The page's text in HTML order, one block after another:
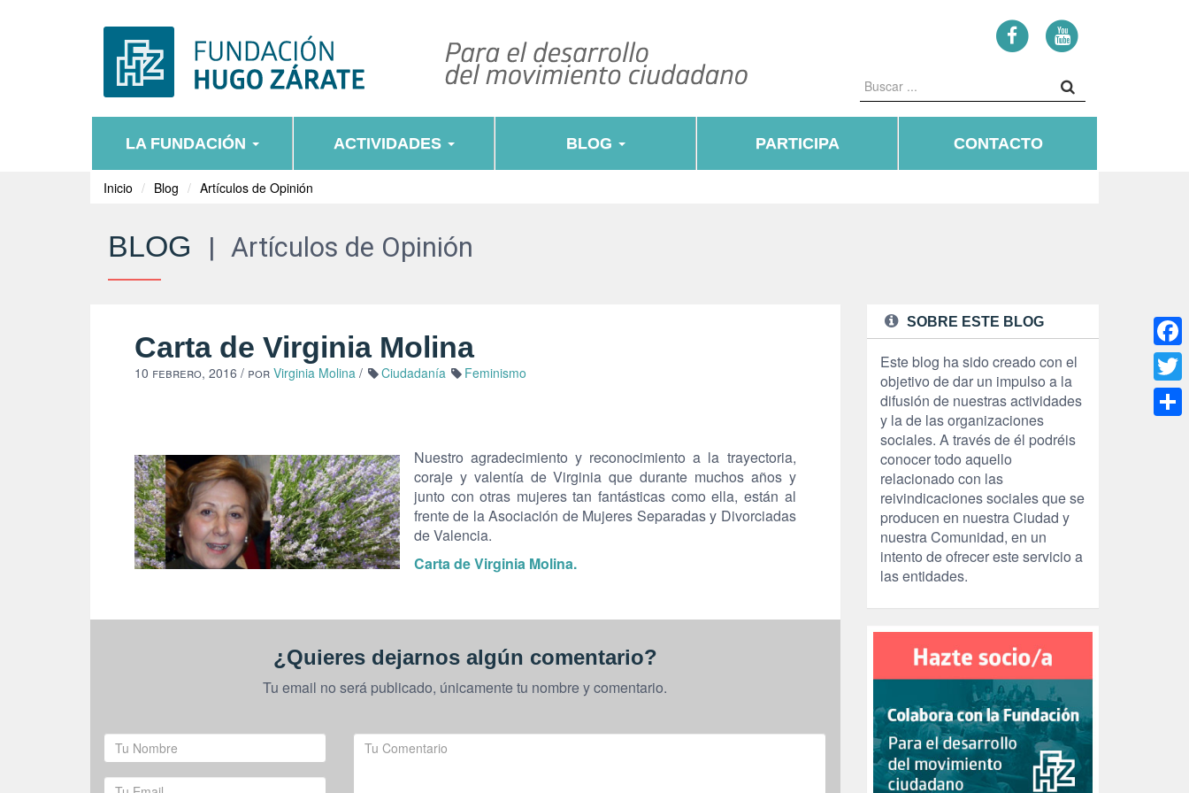
LA FUNDACIÓN ACTIVIDADES BLOG PARTICIPA CONTACTO
Inicio Blog Artículos de Opinión
BLOG | Artículos de Opinión
Carta de Virginia Molina
10 febrero, 2016 / por Virginia Molina / Ciudadanía Feminismo
Nuestro agradecimiento y reconocimiento a la trayectoria,
coraje y valentía de Virginia que durante muchos años y
junto con otras mujeres tan fantásticas como ella, están al
frente de la Asociación de Mujeres Separadas y Divorciadas
de Valencia.
Carta de Virginia Molina.
¿Quieres dejarnos algún comentario?
Tu email no será publicado, únicamente tu nombre y comentario.
SOBRE ESTE BLOG
Este blog ha sido creado con el
objetivo de dar un impulso a la
difusión de nuestras actividades
y la de las organizaciones
sociales. A través de él podréis
conocer todo aquello
relacionado con las
reivindicaciones sociales que se
producen en nuestra Ciudad y
nuestra Comunidad, en un
intento de ofrecer este servicio a
las entidades.